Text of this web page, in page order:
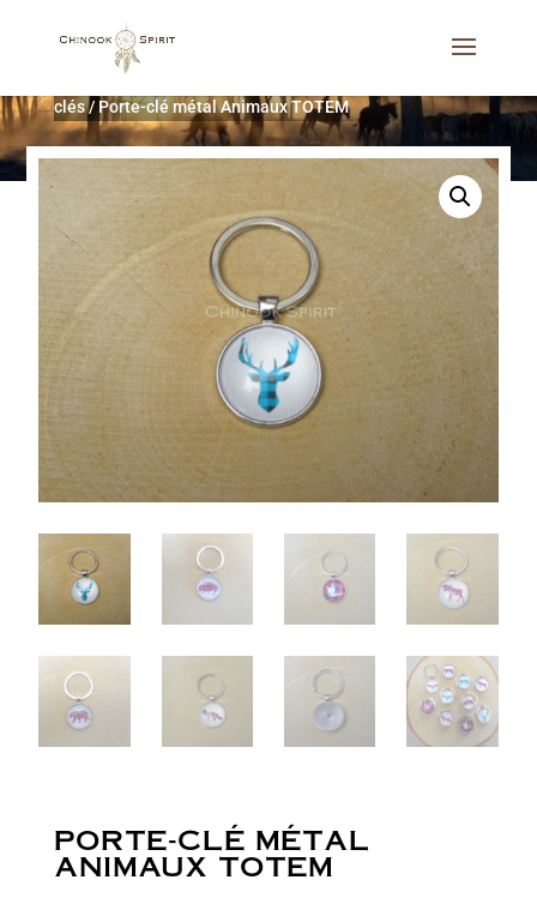
Décoration d'intérieur
clés/ Porte-clé métal Animaux TOTEM
PORTE-CLÉ MÉTAL
ANIMAUX TOTEM